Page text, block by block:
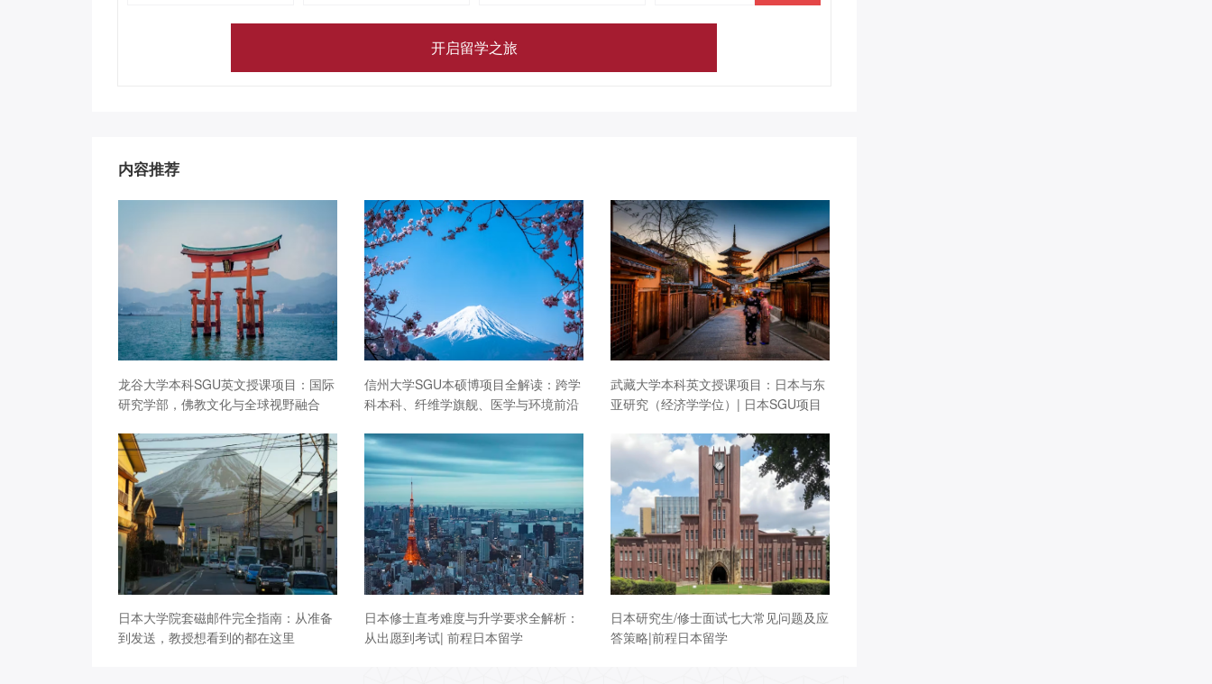
内容推荐
龙谷大学本科SGU英文授课项目：国际
研究学部，佛教文化与全球视野融合
信州大学SGU本硕博项目全解读：跨学
科本科、纤维学旗舰、医学与环境前沿
武藏大学本科英文授课项目：日本与东
亚研究（经济学学位）| 日本SGU项目
日本大学院套磁邮件完全指南：从准备
到发送，教授想看到的都在这里
日本修士直考难度与升学要求全解析：
从出愿到考试| 前程日本留学
日本研究生/修士面试七大常见问题及应
答策略|前程日本留学